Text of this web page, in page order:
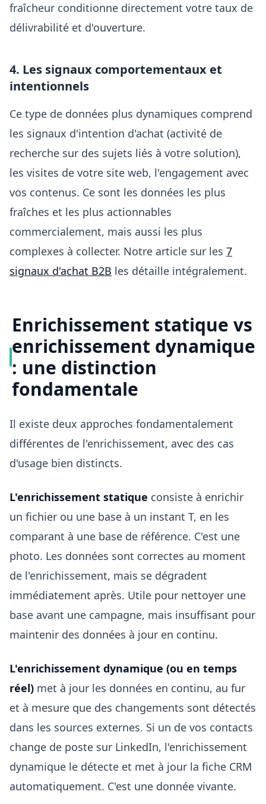
fraîcheur conditionne directement votre taux de
délivrabilité et d'ouverture.
4. Les signaux comportementaux et
intentionnels
Ce type de données plus dynamiques comprend
les signaux d'intention d'achat (activité de
recherche sur des sujets liés à votre solution),
les visites de votre site web, l'engagement avec
vos contenus. Ce sont les données les plus
fraîches et les plus actionnables
commercialement, mais aussi les plus
complexes à collecter. Notre article sur les 7
signaux d'achat B2B les détaille intégralement.
Enrichissement statique vs
enrichissement dynamique
: une distinction
fondamentale
Il existe deux approches fondamentalement
différentes de l'enrichissement, avec des cas
d'usage bien distincts.
L'enrichissement statique consiste à enrichir
un fichier ou une base à un instant T, en les
comparant à une base de référence. C'est une
photo. Les données sont correctes au moment
de l'enrichissement, mais se dégradent
immédiatement après. Utile pour nettoyer une
base avant une campagne, mais insuffisant pour
maintenir des données à jour en continu.
L'enrichissement dynamique (ou en temps
réel) met à jour les données en continu, au fur
et à mesure que des changements sont détectés
dans les sources externes. Si un de vos contacts
change de poste sur LinkedIn, l'enrichissement
dynamique le détecte et met à jour la fiche CRM
automatiquement. C'est une donnée vivante.